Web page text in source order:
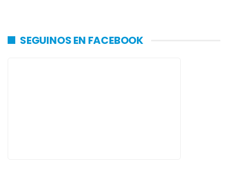
SEGUINOS EN FACEBOOK